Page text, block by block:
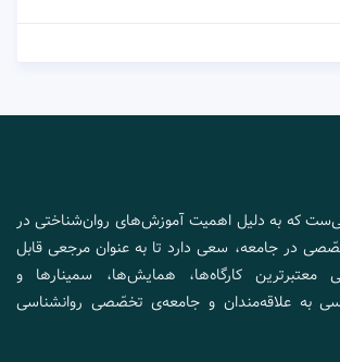
که به دلیل اهمیت آموزش‌های روان‌شناختی در
در جامعه، سعی دارد تا به عنوان مرجعی قابل
معتبرترین کارگاه‌ها، همایش‌ها، سمینارها و
به علاقه‌مندان و جامعه‌ی تخصّصی روانشناسی